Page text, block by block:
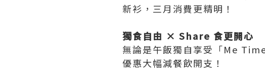
新衫，三月消費更精明！
獨食自由 × Share 食更開心
無論是午飯獨自享受「Me
優惠大幅減餐飲開支！